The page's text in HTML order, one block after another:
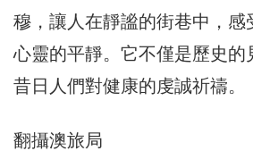
穆，讓人在靜謐的街巷中，感
心靈的平靜。它不僅是歷史的
昔日人們對健康的虔誠祈禱。
翻攝澳旅局